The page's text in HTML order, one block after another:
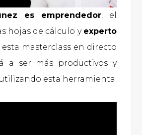
es emprendedor, el
hojas de cálculo y experto
esta masterclass en directo
a ser más productivos y
esta herramienta.